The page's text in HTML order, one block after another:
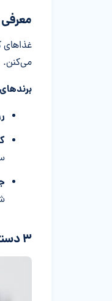
معرفی ۳ غذای مرطوب مناسب سگ ولش کورگی بالغ
می‌کنن.
۳ دستور پخت غذای خانگی برای نژاد سگ ولش کورگی